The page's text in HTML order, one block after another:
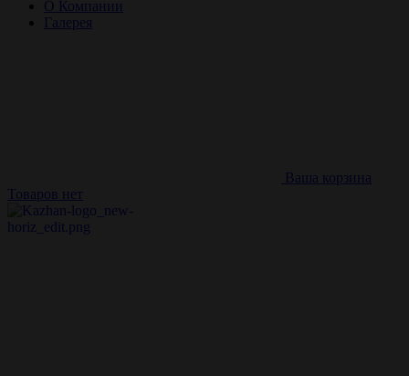
О Компании
Галерея
Ваша корзина
Товаров нет